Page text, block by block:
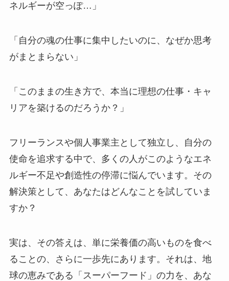
ネルギーが空っぽ…」
「自分の魂の仕事に集中したいのに、なぜか思考
がまとまらない」
「このままの生き方で、本当に理想の仕事・キャ
リアを築けるのだろうか？」
フリーランスや個人事業主として独立し、自分の
使命を追求する中で、多くの人がこのようなエネ
ルギー不足や創造性の停滞に悩んでいます。その
解決策として、あなたはどんなことを試していま
すか？
実は、その答えは、単に栄養価の高いものを食べ
ることの、さらに一歩先にあります。それは、地
球の恵みである「スーパーフード」の力を、あな